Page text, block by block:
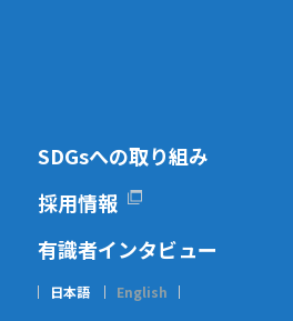
SDGsへの取り組み
採用情報
有識者インタビュー
日本語 English